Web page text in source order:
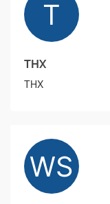
THX
THX